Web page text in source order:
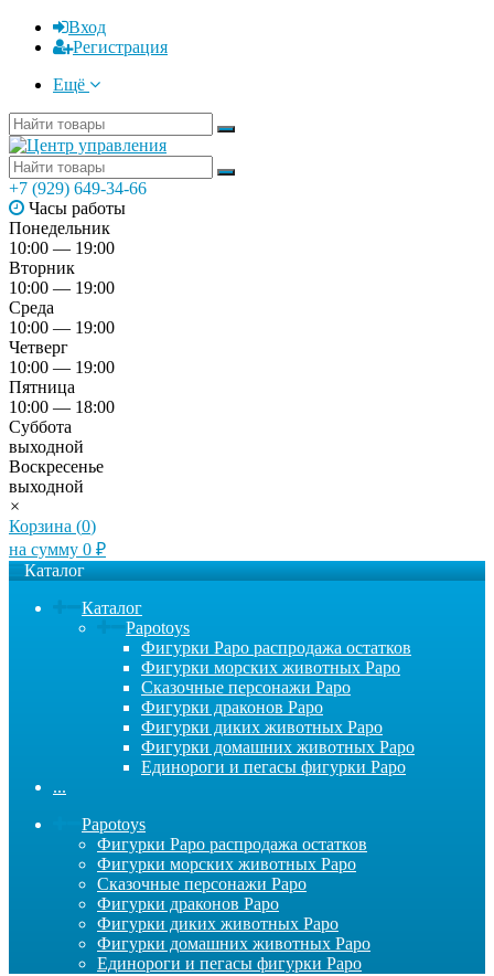
Вход
Регистрация
Ещё
+7 (929) 649-34-66
Часы работы
Понедельник
10:00 — 19:00
Вторник
10:00 — 19:00
Среда
10:00 — 19:00
Четверг
10:00 — 19:00
Пятница
10:00 — 18:00
Суббота
выходной
Воскресенье
выходной
×
Корзина (0)
на сумму 0 ₽
Каталог
Каталог
Papotoys
Фигурки Papo распродажа остатков
Фигурки морских животных Papo
Сказочные персонажи Papo
Фигурки драконов Papo
Фигурки диких животных Papo
Фигурки домашних животных Papo
Единороги и пегасы фигурки Papo
...
Papotoys
Фигурки Papo распродажа остатков
Фигурки морских животных Papo
Сказочные персонажи Papo
Фигурки драконов Papo
Фигурки диких животных Papo
Фигурки домашних животных Papo
Единороги и пегасы фигурки Papo